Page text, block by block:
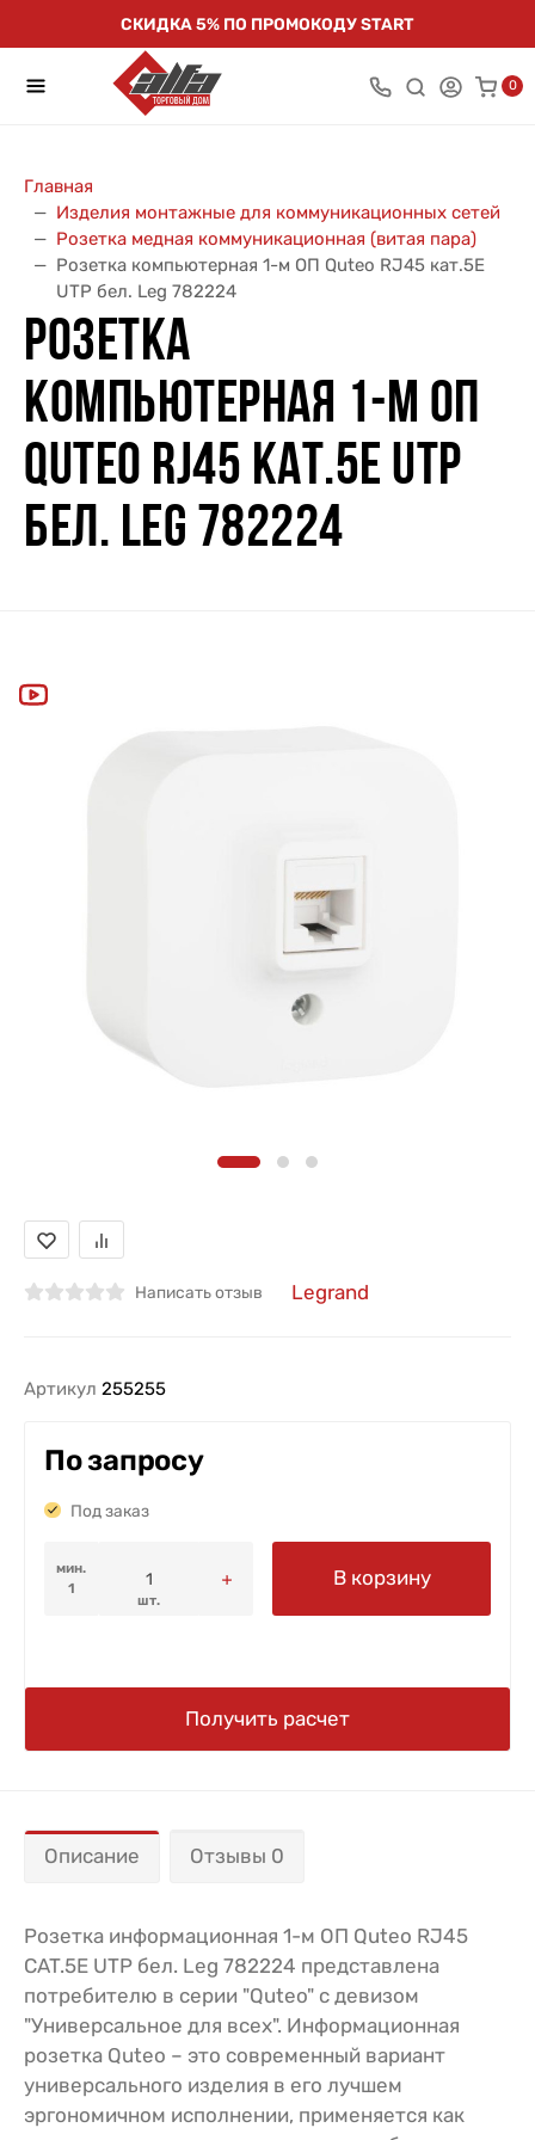
СКИДКА 5% ПО ПРОМОКОДУ START
0
Главная
Изделия монтажные для коммуникационных сетей
Розетка медная коммуникационная (витая пара)
Розетка компьютерная 1-м ОП Quteo RJ45 кат.5E
UTP бел. Leg 782224
РОЗЕТКА
КОМПЬЮТЕРНАЯ 1-М ОП
QUTEO RJ45 КАТ.5E UTP
БЕЛ. LEG 782224
Написать отзыв Legrand
Артикул 255255
По запросу
Под заказ
мин.
1
шт.
В корзину
Получить расчет
Описание Отзывы 0
Розетка информационная 1-м ОП Quteo RJ45
CAT.5E UTP бел. Leg 782224 представлена
потребителю в серии "Quteo" с девизом
"Универсальное для всех". Информационная
розетка Quteo – это современный вариант
универсального изделия в его лучшем
эргономичном исполнении, применяется как